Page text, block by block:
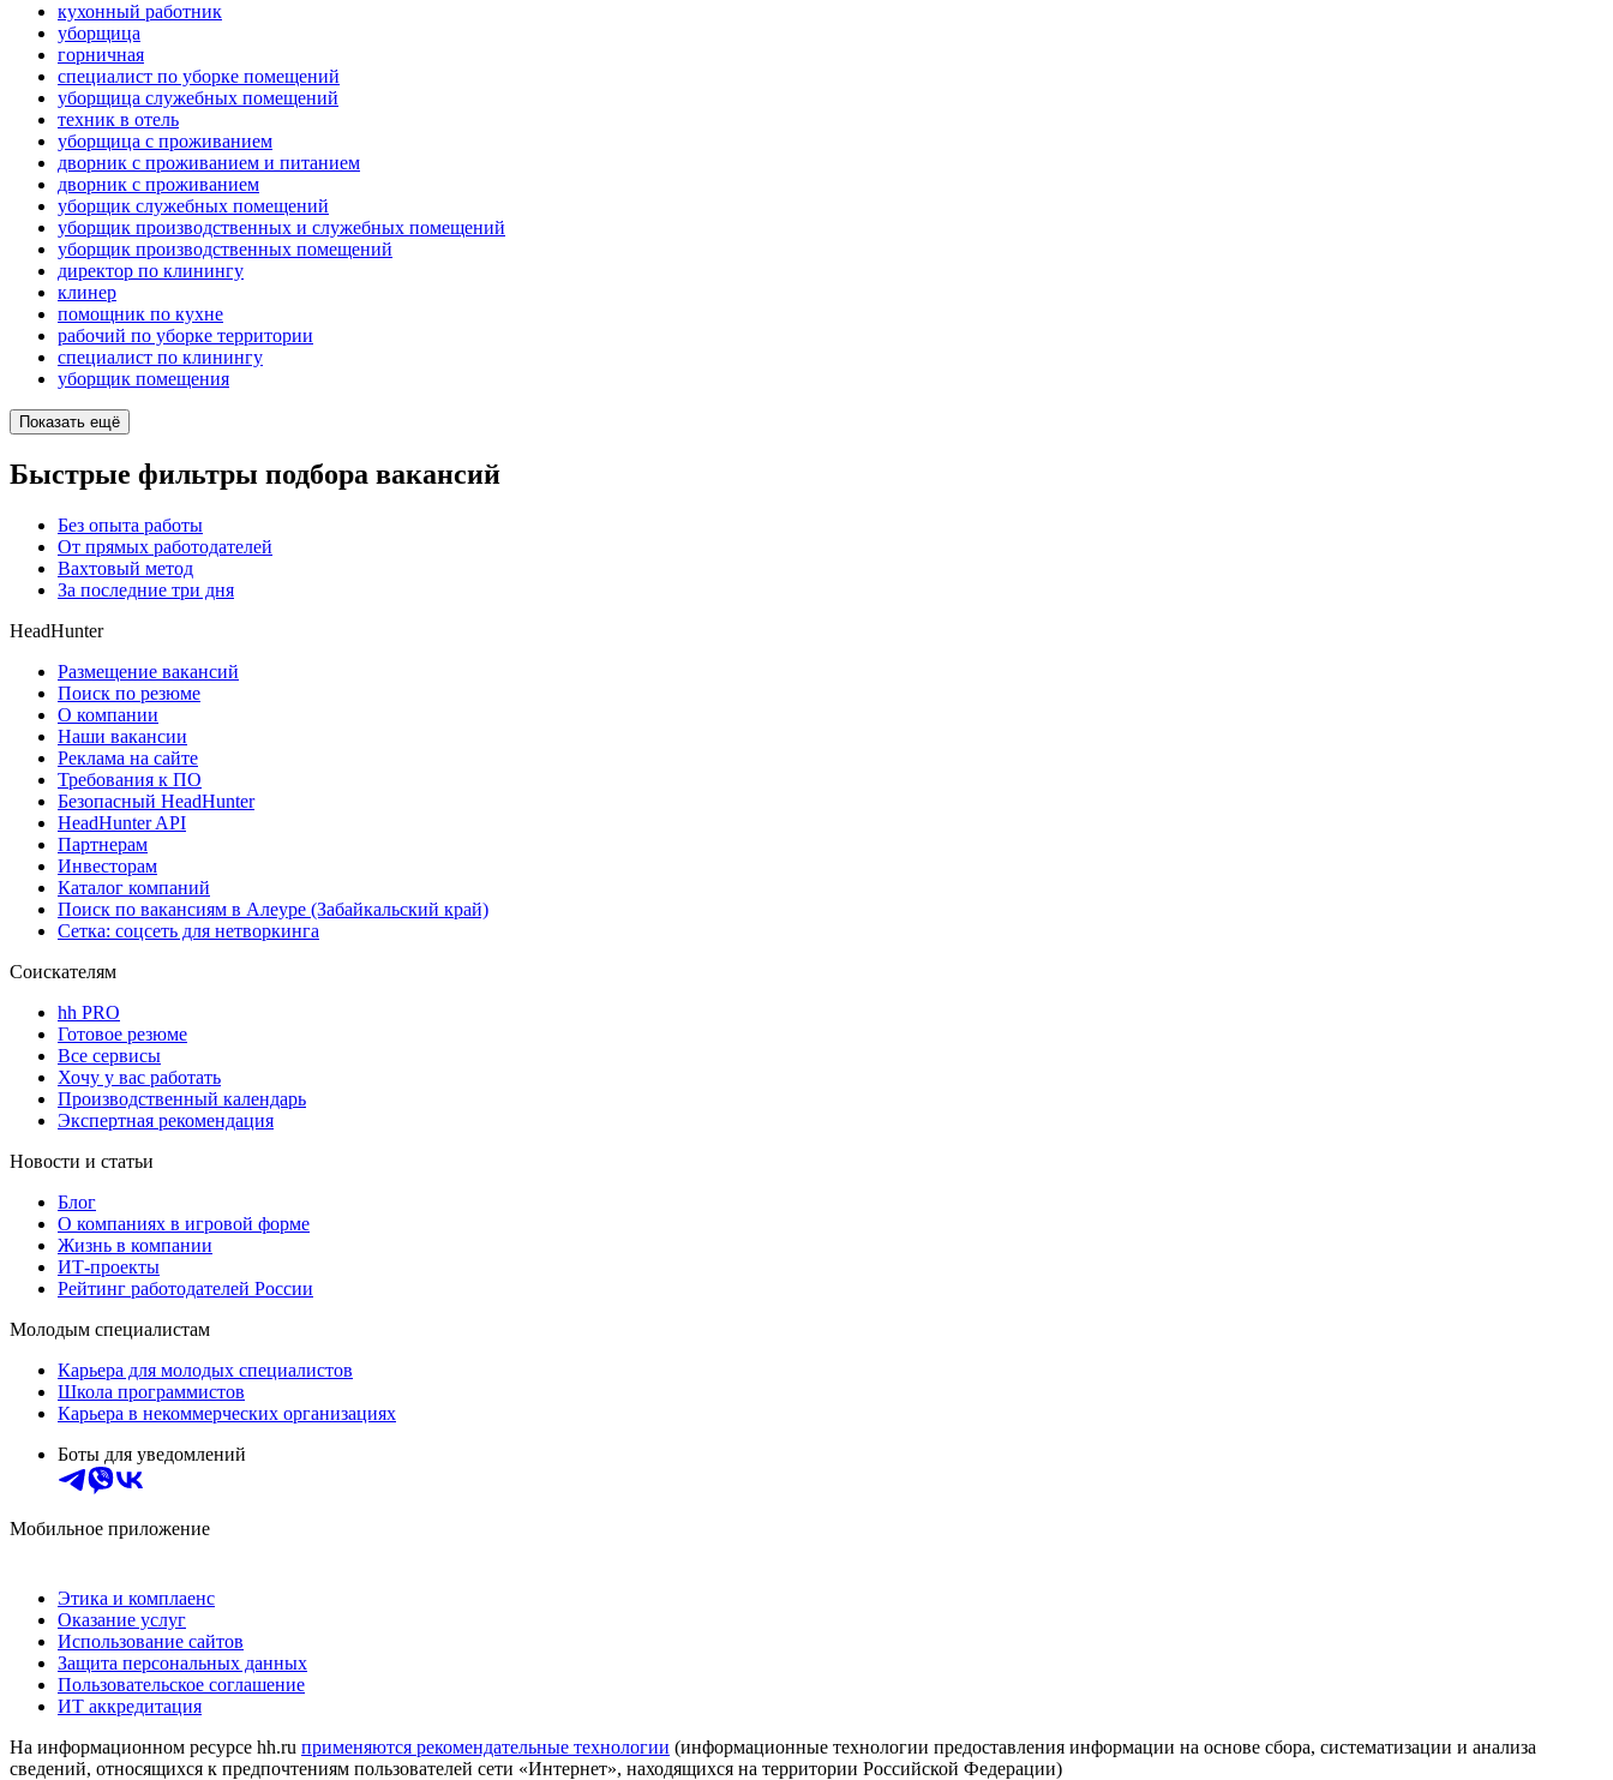
кухонный работник
уборщица
горничная
специалист по уборке помещений
уборщица служебных помещений
техник в отель
уборщица с проживанием
дворник с проживанием и питанием
дворник с проживанием
уборщик служебных помещений
уборщик производственных и служебных помещений
уборщик производственных помещений
директор по клинингу
клинер
помощник по кухне
рабочий по уборке территории
специалист по клинингу
уборщик помещения
Показать ещё
Быстрые фильтры подбора вакансий
Без опыта работы
От прямых работодателей
Вахтовый метод
За последние три дня
HeadHunter
Размещение вакансий
Поиск по резюме
О компании
Наши вакансии
Реклама на сайте
Требования к ПО
Безопасный HeadHunter
HeadHunter API
Партнерам
Инвесторам
Каталог компаний
Поиск по вакансиям в Алеуре (Забайкальский край)
Сетка: соцсеть для нетворкинга
Соискателям
hh PRO
Готовое резюме
Все сервисы
Хочу у вас работать
Производственный календарь
Экспертная рекомендация
Новости и статьи
Блог
О компаниях в игровой форме
Жизнь в компании
ИТ-проекты
Рейтинг работодателей России
Молодым специалистам
Карьера для молодых специалистов
Школа программистов
Карьера в некоммерческих организациях
Боты для уведомлений
Мобильное приложение
Этика и комплаенс
Оказание услуг
Использование сайтов
Защита персональных данных
Пользовательское соглашение
ИТ аккредитация
На информационном ресурсе hh.ru применяются рекомендательные технологии (информационные технологии предоставления информации на основе сбора, систематизации и анализа
сведений, относящихся к предпочтениям пользователей сети «Интернет», находящихся на территории Российской Федерации)